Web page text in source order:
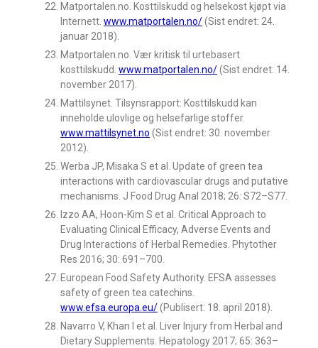
Matportalen.no. Kosttilskudd og helsekost kjøpt via
Internett. www.matportalen.no/(Sist endret: 24.
januar 2018).
Matportalen.no. Vær kritisk til urtebasert
kosttilskudd. www.matportalen.no/(Sist endret: 14.
november 2017).
Mattilsynet. Tilsynsrapport: Kosttilskudd kan
inneholde ulovlige og helsefarlige stoffer.
www.mattilsynet.no (Sist endret: 30. november
2012).
Werba JP, Misaka S et al. Update of green tea
interactions with cardiovascular drugs and putative
mechanisms. J Food Drug Anal 2018; 26: S72–S77.
Izzo AA, Hoon-Kim S et al. Critical Approach to
Evaluating Clinical Efficacy, Adverse Events and
Drug Interactions of Herbal Remedies. Phytother
Res 2016; 30: 691–700.
European Food Safety Authority. EFSA assesses
safety of green tea catechins.
www.efsa.europa.eu/(Publisert: 18. april 2018).
Navarro V, Khan I et al. Liver Injury from Herbal and
Dietary Supplements. Hepatology 2017; 65: 363–